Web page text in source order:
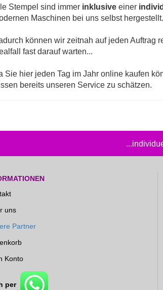
Stempel sind immer inklusive einer
Maschinen bei uns selbst hergestellt.
können wir zeitnah auf jeden Auftrag
fast darauf warten...
Sie hier jeden Tag im Jahr online kaufen
bereits unseren Service zu schätzen.
uns
Partner
Konto
per